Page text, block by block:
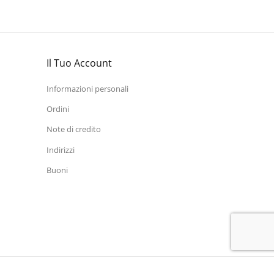
Il Tuo Account
Informazioni personali
Ordini
Note di credito
Indirizzi
Buoni